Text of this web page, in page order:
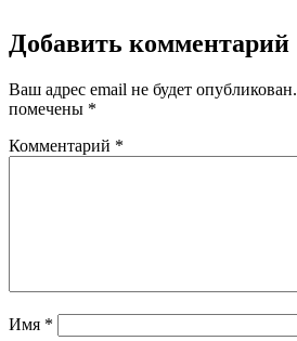
Добавить комментарий
Ваш адрес email не будет опубликован.
помечены *
Комментарий *
Имя *